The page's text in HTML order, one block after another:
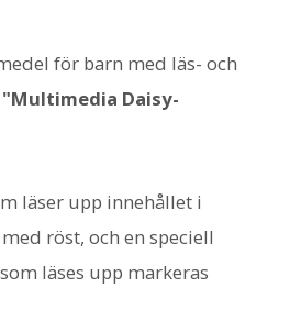
för barn med läs- och
"Multimedia Daisy-
läser upp innehållet i
röst, och en speciell
läses upp markeras